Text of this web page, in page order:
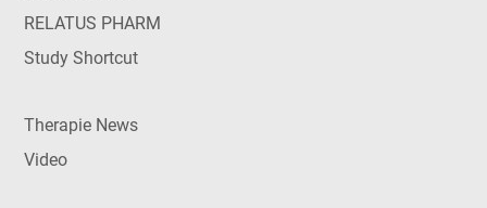
RELATUS PHARM
Study Shortcut
Therapie News
Video